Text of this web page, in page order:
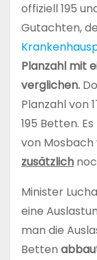
offiziell 195
Gutachten,
Planzahl mit
verglichen.
Planzahl von
195 Betten.
von Mosbach
zusätzlich
Minister
eine
man die
Betten